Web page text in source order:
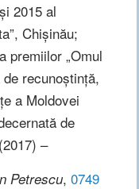
2015 al
Chișinău;
premiilor „Omul
recunoștință,
a Moldovei
de
–
Petrescu,0749